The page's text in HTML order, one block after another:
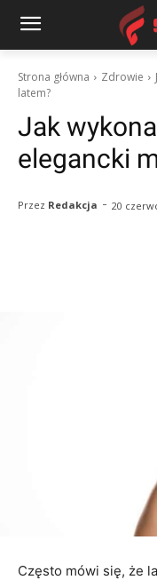
Strona główna Zdrowie
latem?
Jak
elegancki
Przez Redakcja - 20
Często mówi się, że